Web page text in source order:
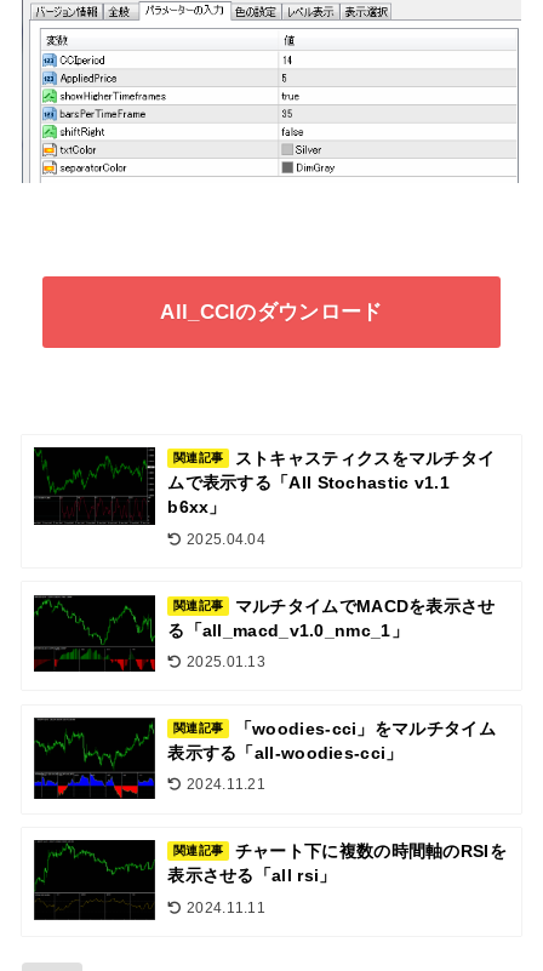
All_CCIのダウンロード
関連記事
ストキャスティクスをマルチタイ
ムで表示する「All Stochastic v1.1
b6xx」
2025.04.04
関連記事
マルチタイムでMACDを表示させ
る「all_macd_v1.0_nmc_1」
2025.01.13
関連記事
「woodies-cci」をマルチタイム
表示する「all-woodies-cci」
2024.11.21
関連記事
チャート下に複数の時間軸のRSIを
表示させる「all rsi」
2024.11.11